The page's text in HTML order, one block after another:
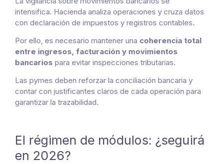
intensifica. Hacienda analiza operaciones y cruza datos
con declaración de impuestos y registros contables.
Por ello, es necesario mantener una coherencia total
entre ingresos, facturación y movimientos
bancarios para evitar inspecciones tributarias.
Las pymes deben reforzar la conciliación bancaria y
contar con justificantes claros de cada operación para
garantizar la trazabilidad.
El régimen de módulos: ¿seguirá
en 2026?